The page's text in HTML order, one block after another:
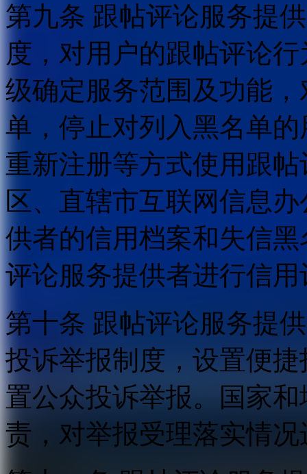
第九条 跟帖评论服务提
度，对用户的跟帖评论
级确定服务范围及功能
单，停止对列入黑名单
重新注册等方式使用跟
区、直辖市互联网信息
供者的信用档案和失信
评论服务提供者进行信用
第十条 跟帖评论服务提
投诉举报制度，设置便
置公众投诉举报。国家
责，对举报受理落实情